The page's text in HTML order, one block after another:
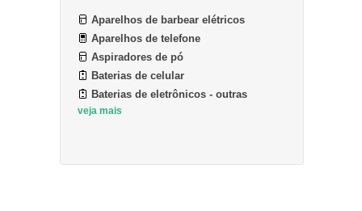
Aparelhos de barbear elétricos
Aparelhos de telefone
Aspiradores de pó
Baterias de celular
Baterias de eletrônicos - outras
veja mais